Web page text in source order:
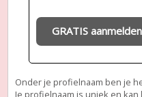
GRATIS
Onder je profielnaam ben je
Je profielnaam is uniek en